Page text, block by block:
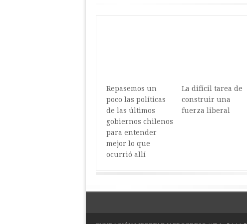
Repasemos un
poco las políticas
de las últimos
gobiernos chilenos
para entender
mejor lo que
ocurrió allí
La difícil tarea de
construir una
fuerza liberal